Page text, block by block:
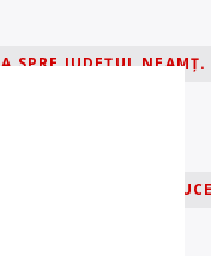
SPRE JUDEȚUL NEAMȚ.
A APELOR